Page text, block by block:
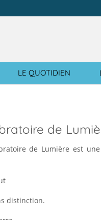
LE QUOTIDIEN
de
de Lumière est
distinction.